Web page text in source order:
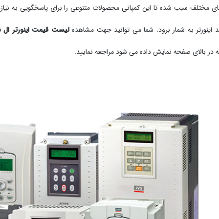
مختلف سبب شده تا این کمپانی محصولات متنوعی را برای پاسخگویی به
اینورتر به شمار برود. شما می توانید جهت مشاهدهلیست قیمت اینورتر ال
در بالای صفحه نمایش داده می شود مراجعه نمایید.